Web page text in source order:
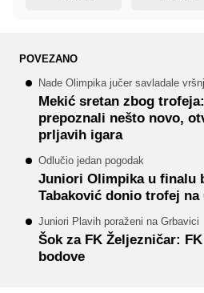
POVEZANO
Nade Olimpika jučer savladale
Mekić sretan zbog
prepoznali nešto novo,
prljavih igara
Odlučio jedan pogodak
Juniori Olimpika u finalu
Tabaković donio trofej na
Juniori Plavih poraženi na Grbavici
Šok za FK Željezničar:
bodove